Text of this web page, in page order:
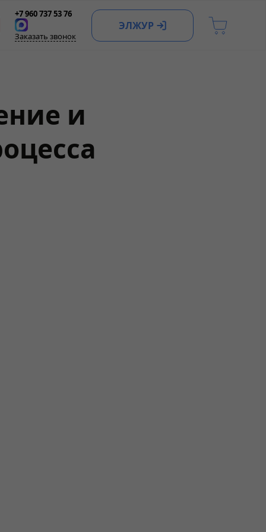
+7 960 737 53 76
Заказать звонок
ЭЛЖУР
и